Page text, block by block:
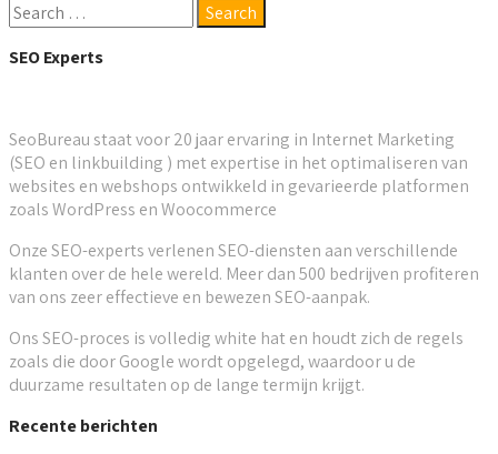
SEO Experts
SeoBureau staat voor 20 jaar ervaring in Internet Marketing
(SEO en linkbuilding ) met expertise in het optimaliseren van
websites en webshops ontwikkeld in gevarieerde platformen
zoals WordPress en Woocommerce
Onze SEO-experts verlenen SEO-diensten aan verschillende
klanten over de hele wereld. Meer dan 500 bedrijven profiteren
van ons zeer effectieve en bewezen SEO-aanpak.
Ons SEO-proces is volledig white hat en houdt zich de regels
zoals die door Google wordt opgelegd, waardoor u de
duurzame resultaten op de lange termijn krijgt.
Recente berichten